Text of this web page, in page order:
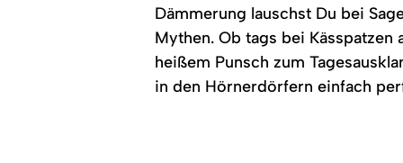
Dämmerung lauschst Du bei
Mythen. Ob tags bei
heißem Punsch zum
in den Hörnerdörfern einfach